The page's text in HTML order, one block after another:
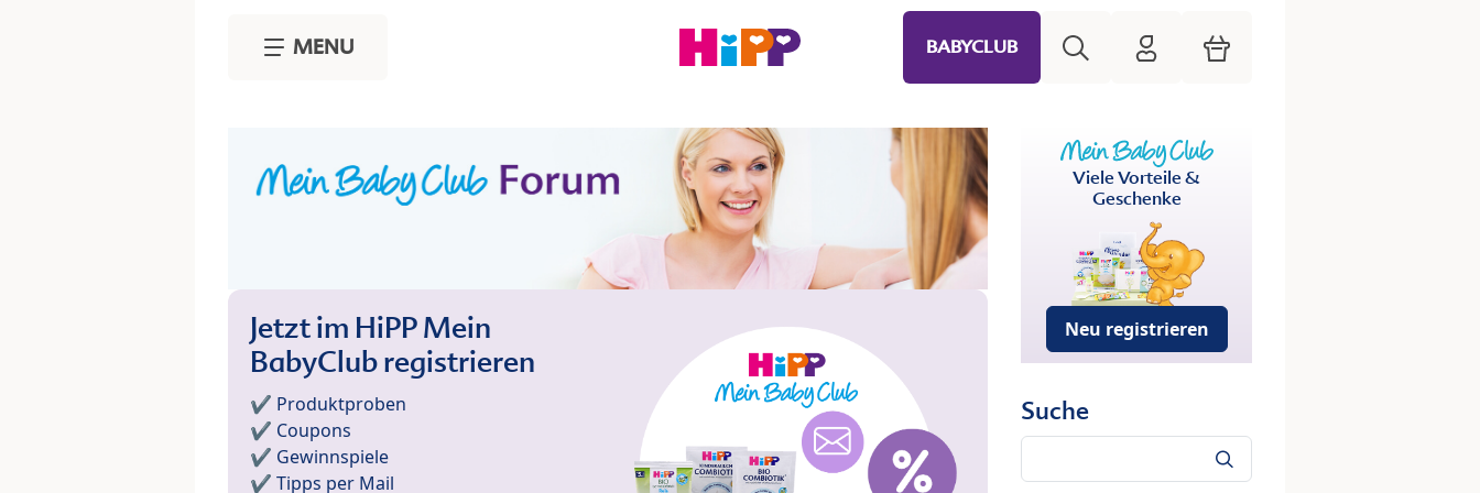
MENU BABYCLUB HiPP Mein Babyclub
Warenkorb
Jetzt im HiPP Mein
BabyClub registrieren
✔️ Produktproben
✔️ Coupons
✔️ Gewinnspiele
✔️ Tipps per Mail
Viele Vorteile &
Geschenke
Neu registrieren
Suche